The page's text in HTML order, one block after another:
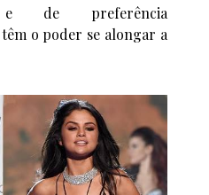
de preferência
o poder se alongar a